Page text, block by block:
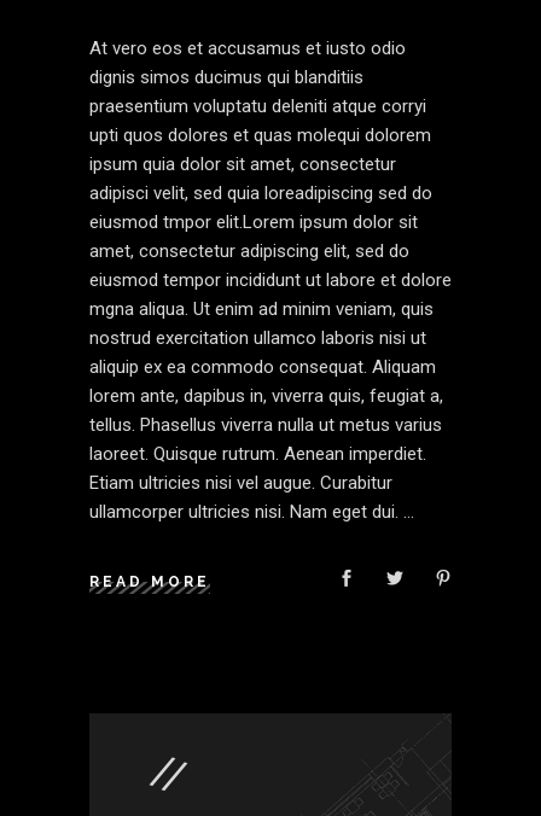
At vero eos et accusamus et iusto odio
dignis simos ducimus qui blanditiis
praesentium voluptatu deleniti atque corryi
upti quos dolores et quas molequi dolorem
ipsum quia dolor sit amet, consectetur
adipisci velit, sed quia loreadipiscing sed do
eiusmod tmpor elit.Lorem ipsum dolor sit
amet, consectetur adipiscing elit, sed do
eiusmod tempor incididunt ut labore et dolore
mgna aliqua. Ut enim ad minim veniam, quis
nostrud exercitation ullamco laboris nisi ut
aliquip ex ea commodo consequat. Aliquam
lorem ante, dapibus in, viverra quis, feugiat a,
tellus. Phasellus viverra nulla ut metus varius
laoreet. Quisque rutrum. Aenean imperdiet.
Etiam ultricies nisi vel augue. Curabitur
ullamcorper ultricies nisi. Nam eget dui.
READ MORE